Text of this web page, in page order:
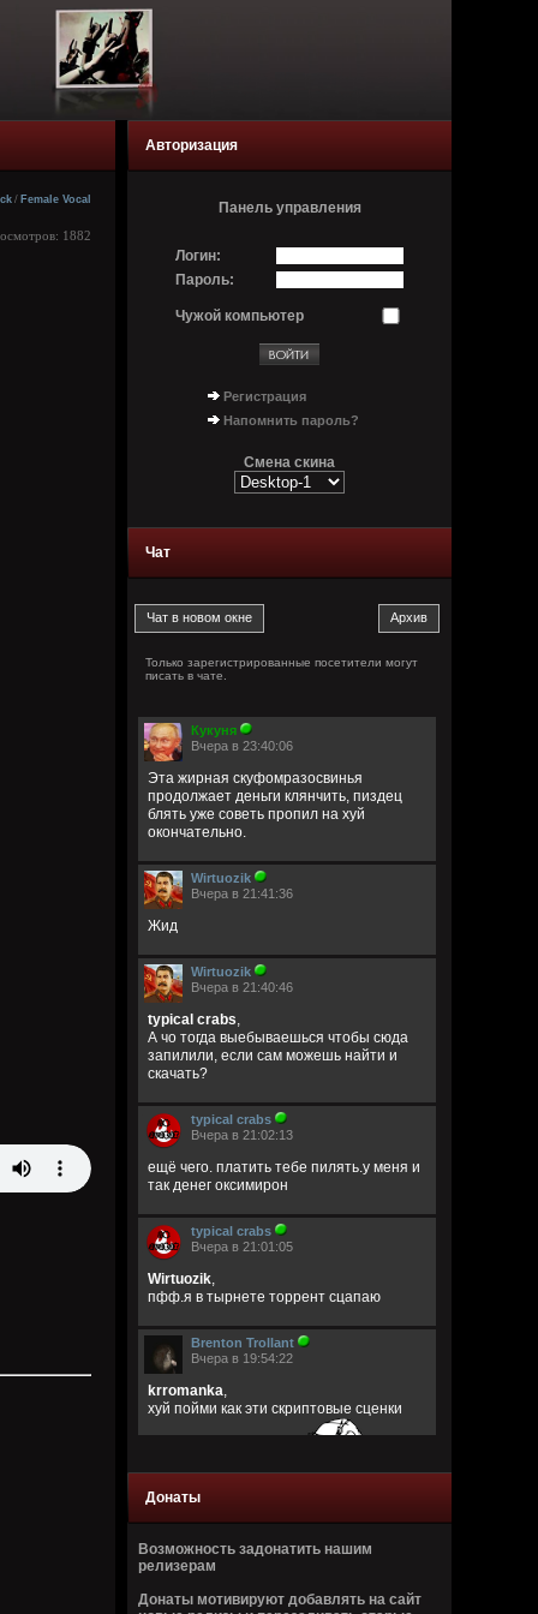
/ Female Vocal
1882
Авторизация
Панель управления
Логин:
Пароль:
Чужой компьютер
Регистрация
Напомнить пароль?
Смена скина
Чат
Только зарегистрированные посетители могут
писать в чате.
Кукуня
Вчера в 23:40:06
Эта жирная скуфомразосвинья
продолжает деньги клянчить, пиздец
блять уже советь пропил на хуй
окончательно.
Wirtuozik
Вчера в 21:41:36
Жид
Wirtuozik
Вчера в 21:40:46
typical crabs,
А чо тогда выебываешься чтобы сюда
запилили, если сам можешь найти и
скачать?
typical crabs
Вчера в 21:02:13
ещё чего. платить тебе пилять.у меня и
так денег оксимирон
typical crabs
Вчера в 21:01:05
Wirtuozik,
пфф.я в тырнете торрент сцапаю
Brenton Trollant
Вчера в 19:54:22
krromanka,
хуй пойми как эти скриптовые сценки
krromanka
Донаты
Возможность задонатить нашим
релизерам
Донаты мотивируют добавлять на сайт